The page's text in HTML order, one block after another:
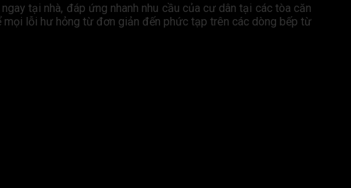
tại nhà, đáp ứng nhanh nhu cầu của cư dân tại các tòa căn
lỗi hư hỏng từ đơn giản đến phức tạp trên các dòng bếp từ